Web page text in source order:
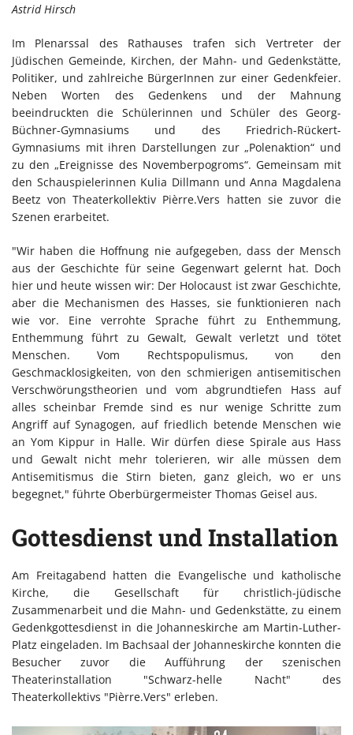
Astrid Hirsch
Im Plenarssal des Rathauses trafen sich Vertreter der
Jüdischen Gemeinde, Kirchen, der Mahn- und Gedenkstätte,
Politiker, und zahlreiche BürgerInnen zur einer Gedenkfeier.
Neben Worten des Gedenkens und der Mahnung
beeindruckten die Schülerinnen und Schüler des Georg-
Büchner-Gymnasiums und des Friedrich-Rückert-
Gymnasiums mit ihren Darstellungen zur „Polenaktion“ und
zu den „Ereignisse des Novemberpogroms“. Gemeinsam mit
den Schauspielerinnen Kulia Dillmann und Anna Magdalena
Beetz von Theaterkollektiv Pièrre.Vers hatten sie zuvor die
Szenen erarbeitet.
"Wir haben die Hoffnung nie aufgegeben, dass der Mensch
aus der Geschichte für seine Gegenwart gelernt hat. Doch
hier und heute wissen wir: Der Holocaust ist zwar Geschichte,
aber die Mechanismen des Hasses, sie funktionieren nach
wie vor. Eine verrohte Sprache führt zu Enthemmung,
Enthemmung führt zu Gewalt, Gewalt verletzt und tötet
Menschen. Vom Rechtspopulismus, von den
Geschmacklosigkeiten, von den schmierigen antisemitischen
Verschwörungstheorien und vom abgrundtiefen Hass auf
alles scheinbar Fremde sind es nur wenige Schritte zum
Angriff auf Synagogen, auf friedlich betende Menschen wie
an Yom Kippur in Halle. Wir dürfen diese Spirale aus Hass
und Gewalt nicht mehr tolerieren, wir alle müssen dem
Antisemitismus die Stirn bieten, ganz gleich, wo er uns
begegnet," führte Oberbürgermeister Thomas Geisel aus.
Gottesdienst und Installation
Am Freitagabend hatten die Evangelische und katholische
Kirche, die Gesellschaft für christlich-jüdische
Zusammenarbeit und die Mahn- und Gedenkstätte, zu einem
Gedenkgottesdienst in die Johanneskirche am Martin-Luther-
Platz eingeladen. Im Bachsaal der Johanneskirche konnten die
Besucher zuvor die Aufführung der szenischen
Theaterinstallation "Schwarz-helle Nacht" des
Theaterkollektivs "Pièrre.Vers" erleben.